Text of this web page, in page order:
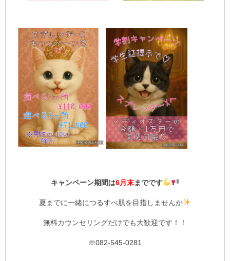
キャンペーン期間は6月末までです
夏までに一緒につるすべ肌を目指しませんか
無料カウンセリングだけでも大歓迎です！！
☏082-545-0281